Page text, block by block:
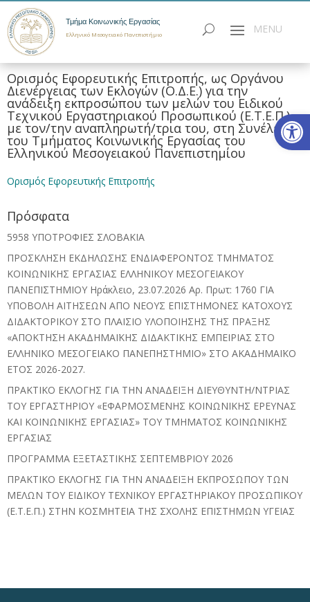
Τμήμα Κοινωνικής Εργασίας
Ελληνικό Μεσογειακό Πανεπιστήμιο
Ορισμός Εφορευτικής Επιτροπής, ως Οργάνου
Διενέργειας των Εκλογών (Ο.Δ.Ε.) για την
ανάδειξη εκπροσώπου των μελών του Ειδικού
Τεχνικού Εργαστηριακού Προσωπικού (Ε.Τ.Ε.Π.)
με τον/την αναπληρωτή/τρια του, στη Συνέλευση
του Τμήματος Κοινωνικής Εργασίας του
Ελληνικού Μεσογειακού Πανεπιστημίου
Ορισμός Εφορευτικής Επιτροπής
Πρόσφατα
5958 ΥΠΟΤΡΟΦΙΕΣ ΣΛΟΒΑΚΙΑ
ΠΡΟΣΚΛΗΣΗ ΕΚΔΗΛΩΣΗΣ ΕΝΔΙΑΦΕΡΟΝΤΟΣ ΤΜΗΜΑΤΟΣ
ΚΟΙΝΩΝΙΚΗΣ ΕΡΓΑΣΙΑΣ ΕΛΛΗΝΙΚΟΥ ΜΕΣΟΓΕΙΑΚΟΥ
ΠΑΝΕΠΙΣΤΗΜΙΟΥ Ηράκλειο, 23.07.2026 Αρ. Πρωτ: 1760 ΓΙΑ
ΥΠΟΒΟΛΗ ΑΙΤΗΣΕΩΝ ΑΠΟ ΝΕΟΥΣ ΕΠΙΣΤΗΜΟΝΕΣ ΚΑΤΟΧΟΥΣ
ΔΙΔΑΚΤΟΡΙΚΟΥ ΣΤΟ ΠΛΑΙΣΙΟ ΥΛΟΠΟΙΗΣΗΣ ΤΗΣ ΠΡΑΞΗΣ
«ΑΠΟΚΤΗΣΗ ΑΚΑΔΗΜΑΪΚΗΣ ΔΙΔΑΚΤΙΚΗΣ ΕΜΠΕΙΡΙΑΣ ΣΤΟ
ΕΛΛΗΝΙΚΟ ΜΕΣΟΓΕΙΑΚΟ ΠΑΝΕΠΗΣΤΗΜΙΟ» ΣΤΟ ΑΚΑΔΗΜΑΪΚΟ
ΕΤΟΣ 2026-2027.
ΠΡΑΚΤΙΚΟ ΕΚΛΟΓΗΣ ΓΙΑ ΤΗΝ ΑΝΑΔΕΙΞΗ ΔΙΕΥΘΥΝΤΗ/ΝΤΡΙΑΣ
ΤΟΥ ΕΡΓΑΣΤΗΡΙΟΥ «ΕΦΑΡΜΟΣΜΕΝΗΣ ΚΟΙΝΩΝΙΚΗΣ ΕΡΕΥΝΑΣ
ΚΑΙ ΚΟΙΝΩΝΙΚΗΣ ΕΡΓΑΣΙΑΣ» ΤΟΥ ΤΜΗΜΑΤΟΣ ΚΟΙΝΩΝΙΚΗΣ
ΕΡΓΑΣΙΑΣ
ΠΡΟΓΡΑΜΜΑ ΕΞΕΤΑΣΤΙΚΗΣ ΣΕΠΤΕΜΒΡΙΟΥ 2026
ΠΡΑΚΤΙΚΟ ΕΚΛΟΓΗΣ ΓΙΑ ΤΗΝ ΑΝΑΔΕΙΞΗ ΕΚΠΡΟΣΩΠΟΥ ΤΩΝ
ΜΕΛΩΝ ΤΟΥ ΕΙΔΙΚΟΥ ΤΕΧΝΙΚΟΥ ΕΡΓΑΣΤΗΡΙΑΚΟΥ ΠΡΟΣΩΠΙΚΟΥ
(Ε.Τ.Ε.Π.) ΣΤΗΝ ΚΟΣΜΗΤΕΙΑ ΤΗΣ ΣΧΟΛΗΣ ΕΠΙΣΤΗΜΩΝ ΥΓΕΙΑΣ